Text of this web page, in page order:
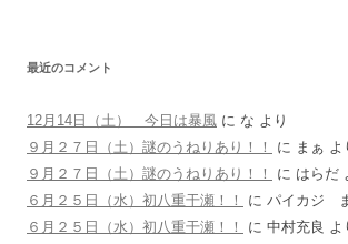
最近のコメント
12月14日（土） 今日は暴風 に な より
９月２７日（土）謎のうねりあり！！
に まぁ よ
９月２７日（土）謎のうねりあり！！
に はらだ
６月２５日（水）初八重干瀬！！
に パイカジ
６月２５日（水）初八重干瀬！！
に 中村充良 よ